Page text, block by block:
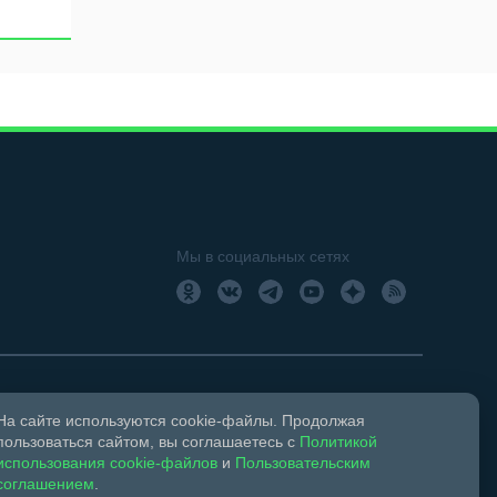
Мы в социальных сетях
о регистрации СМИ ЭЛ № ФС 77 –
18+
сайте используются cookie-файлы. Продолжая
сайтом, вы соглашаетесь с Политикой
cookie-файлов и Пользовательским